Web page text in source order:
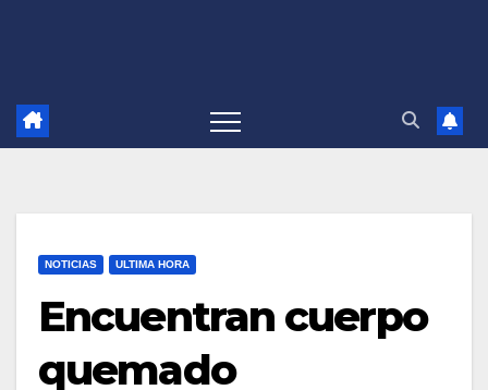
NOTICIAS ULTIMA HORA
Encuentran cuerpo
quemado